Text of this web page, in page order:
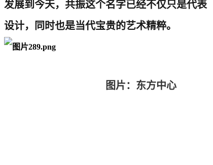
发展到今天，共振这个名字已经不仅只是代表
设计，同时也是当代宝贵的艺术精粹。
图片：东方中心